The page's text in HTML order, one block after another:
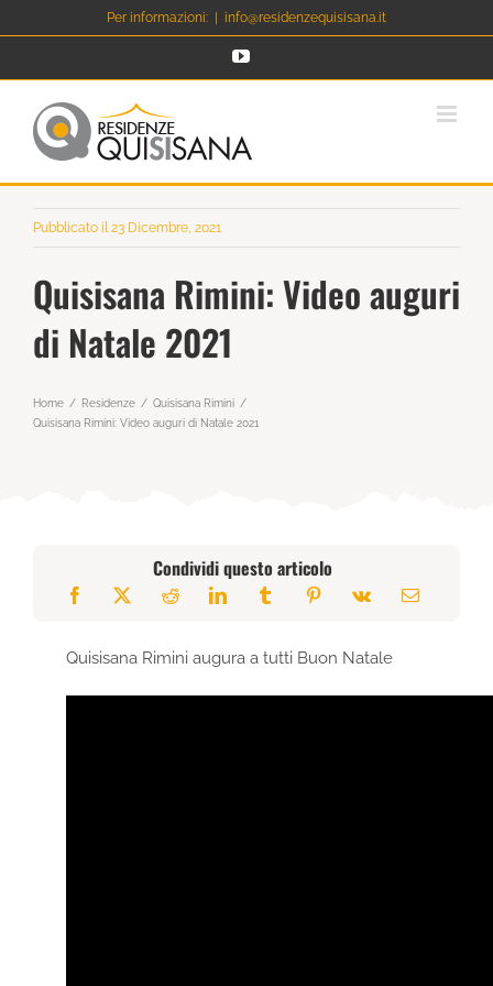
al
Per informazioni: info@residenzequisisana.it
YouTube
Pubblicato il 23 Dicembre, 2021
Quisisana Rimini: Video auguri
di Natale 2021
Home Residenze
Quisisana Rimini
Quisisana Rimini: Video auguri di Natale 2021
Condividi questo articolo
Quisisana Rimini augura a tutti Buon Natale